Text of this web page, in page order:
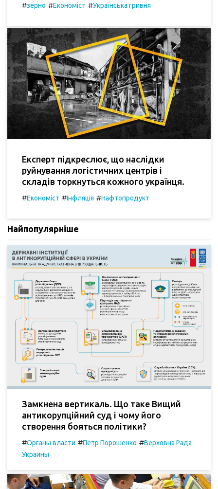
#зерно #Економіст #Українська гривня
Експерт підкреслює, що наслідки
руйнування логістичних центрів і
складів торкнуться кожного українця.
#Економіст #Інфляція #Нафтопродукт
Найпопулярніше
Замкнена вертикаль. Що таке Вищий
антикорупційний суд і чому його
створення бояться політики?
#Органы власти #Петр Порошенко #Верховна Рада
Украины